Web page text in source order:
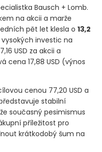
Bausch + Lomb.
na akcii a marže
pět let klesla o 13,2
investic na
USD za akcii a
cena 17,88 USD (výnos
cenou 77,20 USD a
stabilní
současný pesimismus
příležitost pro
krátkodobý šum na